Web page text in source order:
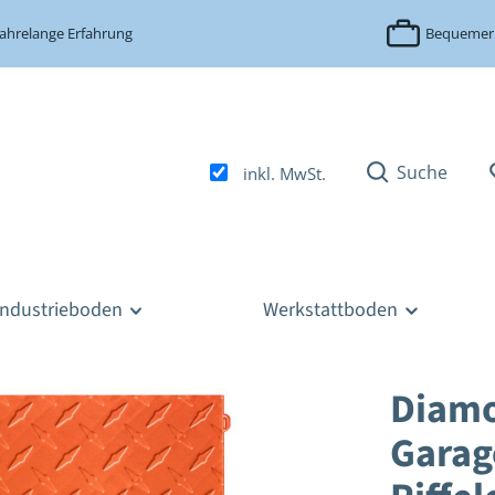
Erfahrung
inkl. MwSt. Suche
Werkstattboden